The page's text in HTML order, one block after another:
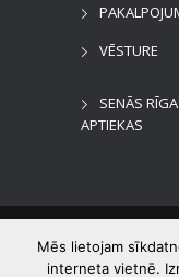
VĒSTURE
SENĀS
APTIEKAS
©2026
aizsargātas.
Mēs lietojam
interneta vietnē.